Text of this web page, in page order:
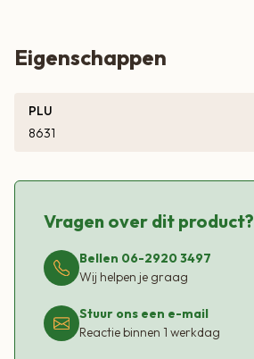
Eigenschappen
PLU
8631
Vragen over dit product?
Bellen 06-2920 3497
Wij helpen je graag
Stuur ons een e-mail
Reactie binnen 1 werkdag